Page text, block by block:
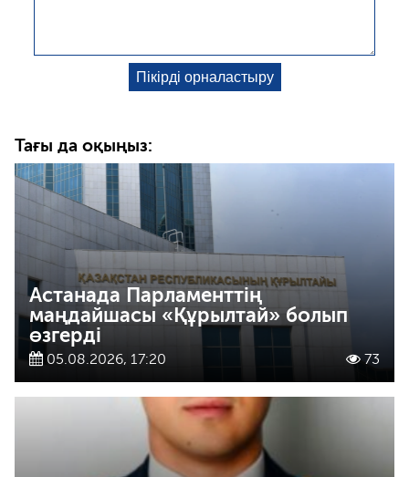
Тағы да оқыңыз:
Астанада Парламенттің
маңдайшасы «Құрылтай» болып
өзгерді
05.08.2026, 17:20 73